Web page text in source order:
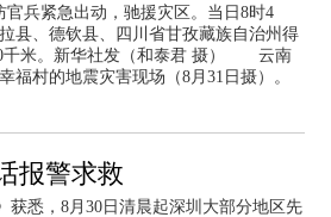
兵紧急出动，驰援灾区。当日8时4
县、德钦县、四川省甘孜藏族自治州得
千米。新华社发（和泰君 摄） 云南
福村的地震灾害现场（8月31日摄）。
报警求救
获悉，8月30日清晨起深圳大部分地区先